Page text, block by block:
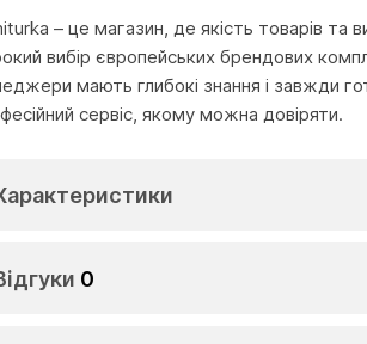
– це магазин, де якість товарів та
вибір європейських брендових
мають глибокі знання і завжди
сервіс, якому можна довіряти.
0